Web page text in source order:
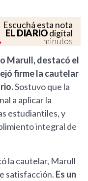
Escuchá esta nota
EL DIARIOdigital
minutos
Marull, destacó el
firme la cautelar
Sostuvo que la
a aplicar la
estudiantiles, y
integral de
la cautelar, Marull
satisfacción. Es un